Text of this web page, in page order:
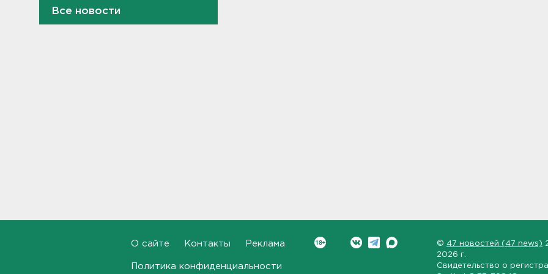
От шести до 25 с плюсом -
Сескар эвакуировали
Все новости
О сайте Контакты Реклама
Политика конфиденциальности
© 47 новостей (47 news)
2026 г.
Свидетельство о